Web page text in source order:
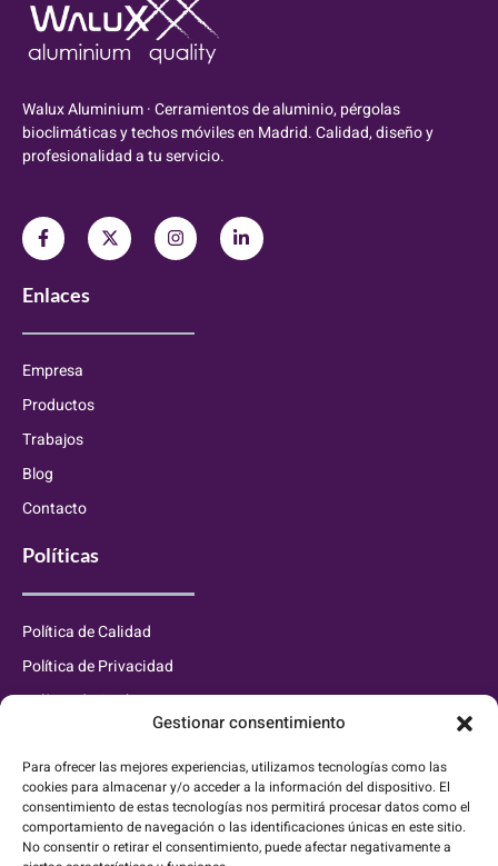
Gestionar consentimiento
Para ofrecer las mejores experiencias, utilizamos tecnologías como las
cookies para almacenar y/o acceder a la información del dispositivo. El
consentimiento de estas tecnologías nos permitirá procesar datos como el
comportamiento de navegación o las identificaciones únicas en este sitio.
No consentir o retirar el consentimiento, puede afectar negativamente a
Walux Aluminium · Cerramientos de aluminio, pérgolas
bioclimáticas y techos móviles en Madrid. Calidad, diseño y
profesionalidad a tu servicio.
Enlaces
Empresa
Productos
Trabajos
Blog
Contacto
Políticas
Política de Calidad
Política de Privacidad
Política de Cookies
info@waluxaluminium.es
627 833 889